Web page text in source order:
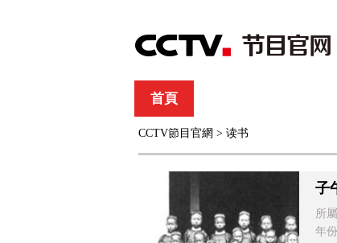
首頁
綜合 新聞 財經
CCTV節目官網 > 读书
子
所
年份